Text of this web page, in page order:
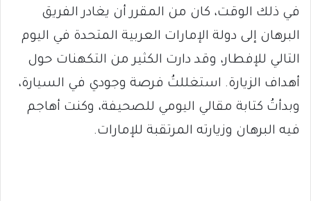
في ذلك الوقت، كان من المقرر أن يغادر الفريق
البرهان إلى دولة الإمارات العربية المتحدة في اليوم
التالي للإفطار، وقد دارت الكثير من التكهنات حول
أهداف الزيارة. استغللتُ فرصة وجودي في السيارة،
وبدأتُ كتابة مقالي اليومي للصحيفة، وكنت أهاجم
فيه البرهان وزيارته المرتقبة للإمارات.